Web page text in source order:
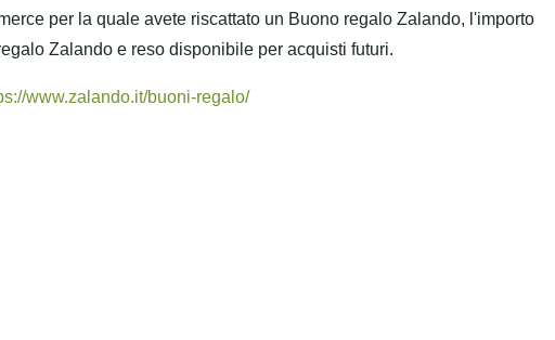
per la quale avete riscattato un Buono regalo Zalando, l'importo
Zalando e reso disponibile per acquisti futuri.
www.zalando.it/buoni-regalo/